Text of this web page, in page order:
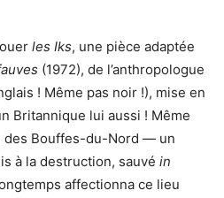
les Iks, une pièce adaptée
(1972), de l’anthropologue
! Même pas noir !), mise en
Britannique lui aussi ! Même
des Bouffes-du-Nord — un
à la destruction, sauvé in
affectionna ce lieu